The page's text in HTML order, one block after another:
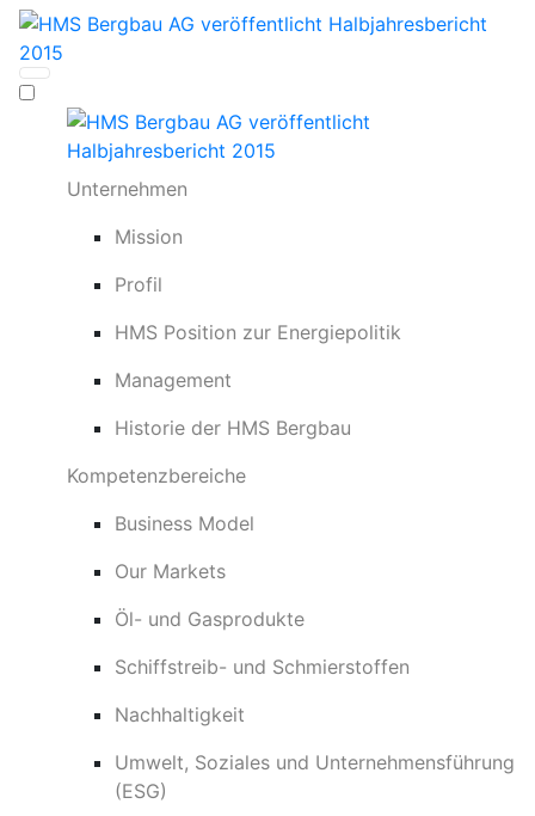
Unternehmen
Mission
Profil
HMS Position zur Energiepolitik
Management
Historie der HMS Bergbau
Kompetenzbereiche
Business Model
Our Markets
Öl- und Gasprodukte
Schiffstreib- und Schmierstoffen
Nachhaltigkeit
Umwelt, Soziales und Unternehmensführung
(ESG)